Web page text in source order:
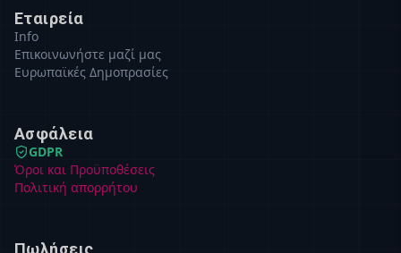
Εταιρεία
Info
Επικοινωνήστε μαζί μας
Ευρωπαϊκές Δημοπρασίες
Ασφάλεια
GDPR
Όροι και Προϋποθέσεις
Πολιτική απορρήτου
Πωλήσεις